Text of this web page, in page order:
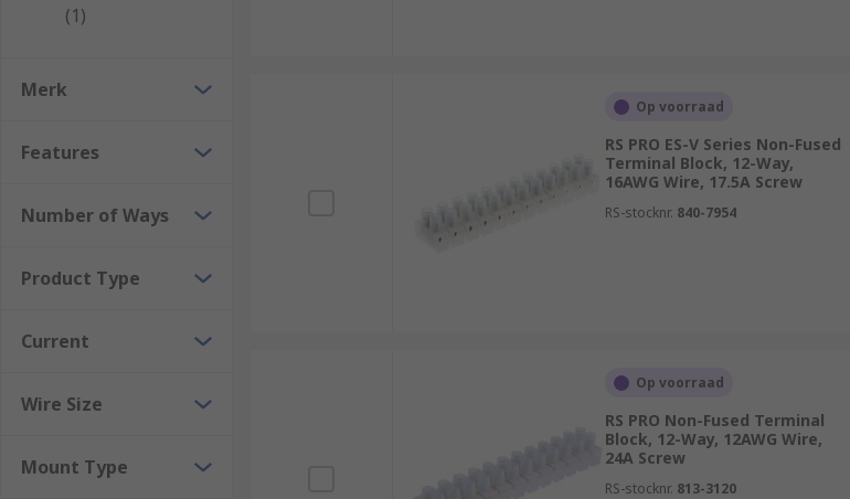
(1)
Merk
Features
Number of Ways
Product Type
Current
Wire Size
Mount Type
Op voorraad
RS PRO ES-V Series Non-Fused
Terminal Block, 12-Way,
16AWG Wire, 17.5A Screw
RS-stocknr. 840-7954
Op voorraad
RS PRO Non-Fused Terminal
Block, 12-Way, 12AWG Wire,
24A Screw
RS-stocknr. 813-3120